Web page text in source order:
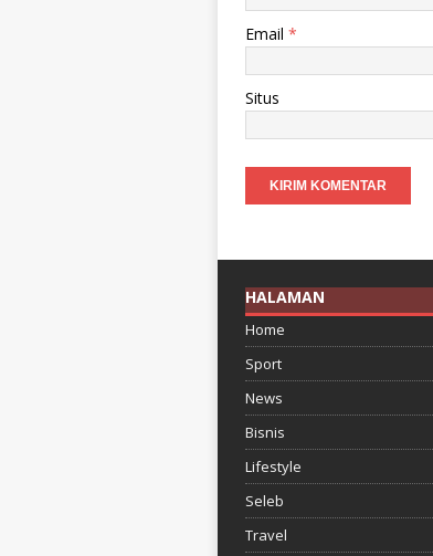
Email *
Situs
HALAMAN
Home
Sport
News
Bisnis
Lifestyle
Seleb
Travel